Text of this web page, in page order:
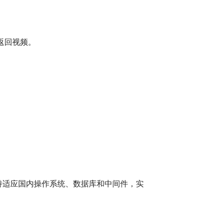
视频。
应国内操作系统、数据库和中间件，实